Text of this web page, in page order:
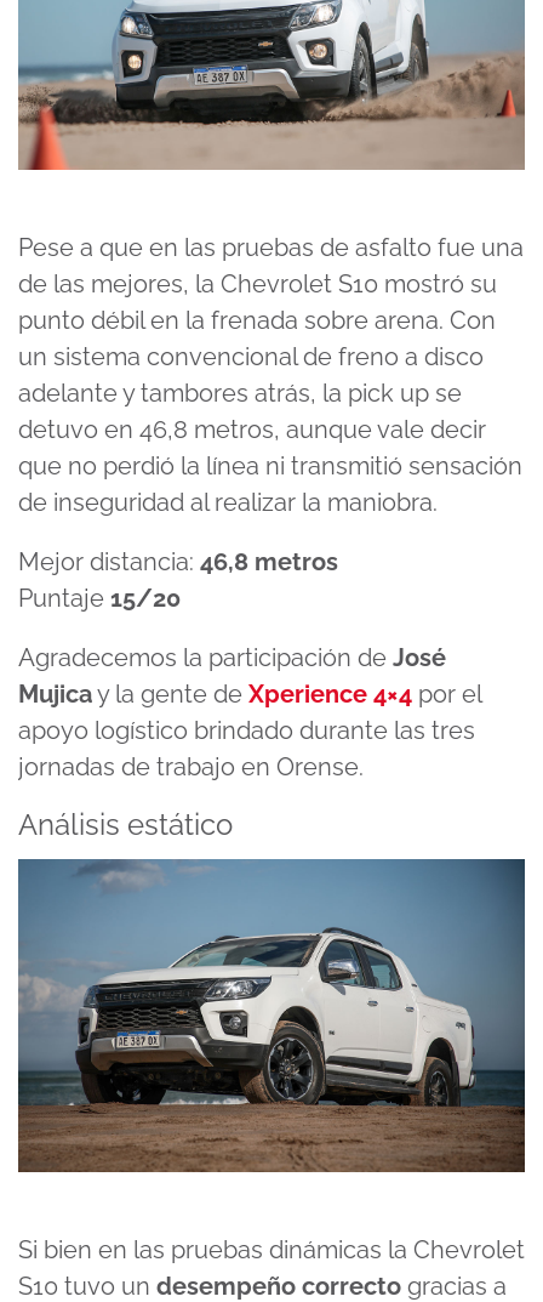
Pese a que en las pruebas de asfalto fue una
de las mejores, la Chevrolet S10 mostró su
punto débil en la frenada sobre arena. Con
un sistema convencional de freno a disco
adelante y tambores atrás, la pick up se
detuvo en 46,8 metros, aunque vale decir
que no perdió la línea ni transmitió sensación
de inseguridad al realizar la maniobra.
Mejor distancia: 46,8 metros
Puntaje 15/20
Agradecemos la participación de José
Mujicay la gente de Xperience 4×4 por el
apoyo logístico brindado durante las tres
jornadas de trabajo en Orense.
Análisis estático
Si bien en las pruebas dinámicas la Chevrolet
S10 tuvo un desempeño correcto gracias a